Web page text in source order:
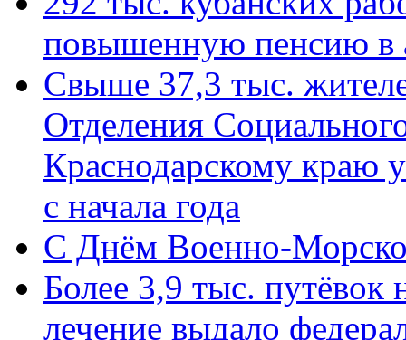
повышенную пенсию в
Свыше 37,3 тыс.
Отделения
Краснодарскому краю
с начала года
C Днём Военно-
Более 3,9 тыс. путёвок
лечение выдало